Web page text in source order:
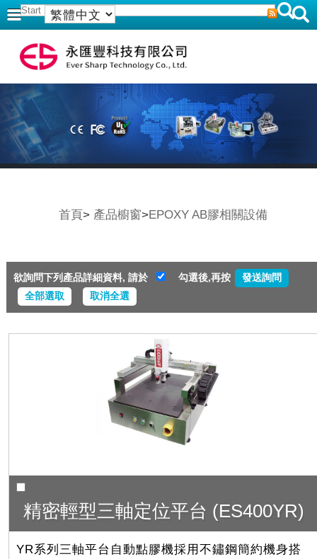
首頁> 產品櫥窗>EPOXY AB膠相關設備
欲詢問下列產品詳細資料, 請於
勾選後,再按
全部選取
取消全選
精密輕型三軸定位平台 (ES400YR)
YR系列三軸平台自動點膠機採用不鏽鋼簡約機身搭